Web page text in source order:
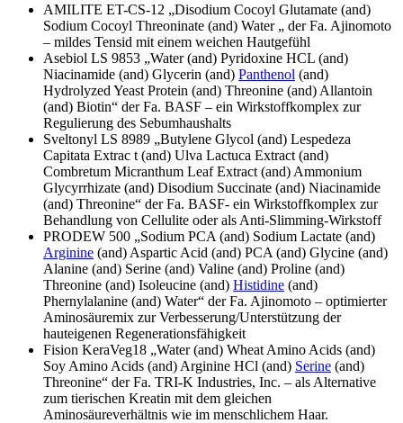
AMILITE ET-CS-12 „Disodium Cocoyl Glutamate (and)
Sodium Cocoyl Threoninate (and) Water „ der Fa. Ajinomoto
– mildes Tensid mit einem weichen Hautgefühl
Asebiol LS 9853 „Water (and) Pyridoxine HCL (and)
Niacinamide (and) Glycerin (and) Panthenol (and)
Hydrolyzed Yeast Protein (and) Threonine (and) Allantoin
(and) Biotin“ der Fa. BASF – ein Wirkstoffkomplex zur
Regulierung des Sebumhaushalts
Sveltonyl LS 8989 „Butylene Glycol (and) Lespedeza
Capitata Extrac t (and) Ulva Lactuca Extract (and)
Combretum Micranthum Leaf Extract (and) Ammonium
Glycyrrhizate (and) Disodium Succinate (and) Niacinamide
(and) Threonine“ der Fa. BASF- ein Wirkstoffkomplex zur
Behandlung von Cellulite oder als Anti-Slimming-Wirkstoff
PRODEW 500 „Sodium PCA (and) Sodium Lactate (and)
Arginine (and) Aspartic Acid (and) PCA (and) Glycine (and)
Alanine (and) Serine (and) Valine (and) Proline (and)
Threonine (and) Isoleucine (and) Histidine (and)
Phernylalanine (and) Water“ der Fa. Ajinomoto – optimierter
Aminosäuremix zur Verbesserung/Unterstützung der
hauteigenen Regenerationsfähigkeit
Fision KeraVeg18 „Water (and) Wheat Amino Acids (and)
Soy Amino Acids (and) Arginine HCl (and) Serine (and)
Threonine“ der Fa. TRI-K Industries, Inc. – als Alternative
zum tierischen Kreatin mit dem gleichen
Aminosäureverhältnis wie im menschlichem Haar.